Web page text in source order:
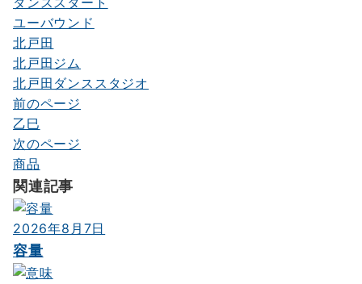
ユーバウンド
北戸田
北戸田ジム
北戸田ダンススタジオ
投
稿
ナ
ビ
ゲ
ー
シ
前のページ
乙巳
次のページ
商品
関連記事
2026年8月7日
容量